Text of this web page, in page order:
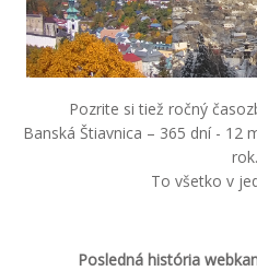
Pozrite si tiež ročný
Banská Štiavnica – 365 dní - 12
rok.
To všetko v
Posledná história